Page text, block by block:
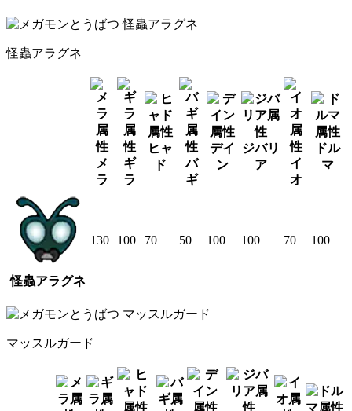
怪蟲アラグネ
メ
ラ
ギ
ラ
ヒャ
ド
バ
ギ
デイ
ン
ジバリ
ア
イ
オ
ドル
マ
怪蟲アラグネ
130 100 70 50 100 100 70 100
マッスルガード